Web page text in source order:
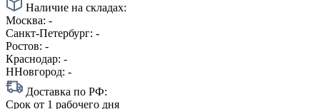
Наличие на складах:
Москва: -
Санкт-Петербург: -
Ростов: -
Краснодар: -
ННовгород: -
Доставка по РФ:
Срок от 1 рабочего дня